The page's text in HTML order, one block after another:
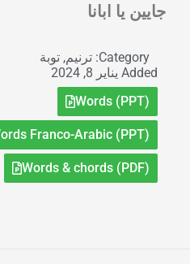
جايين يا ابانا
Category: ترنيم, توبة
Added يناير 8, 2024
Words (PPT)
Franco-Arabic (PPT)
Words & chords (PDF)